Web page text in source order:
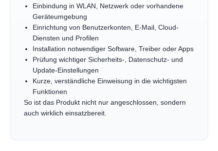
Einbindung in WLAN, Netzwerk oder vorhandene
Geräteumgebung
Einrichtung von Benutzerkonten, E-Mail, Cloud-
Diensten und Profilen
Installation notwendiger Software, Treiber oder Apps
Prüfung wichtiger Sicherheits-, Datenschutz- und
Update-Einstellungen
Kurze, verständliche Einweisung in die wichtigsten
Funktionen
So ist das Produkt nicht nur angeschlossen, sondern
auch wirklich einsatzbereit.